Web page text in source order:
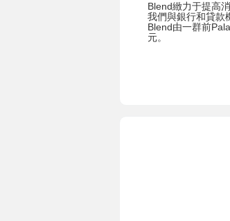
Blend緻力于提高
我們與銀行和貸款
Blend由一群前
元。